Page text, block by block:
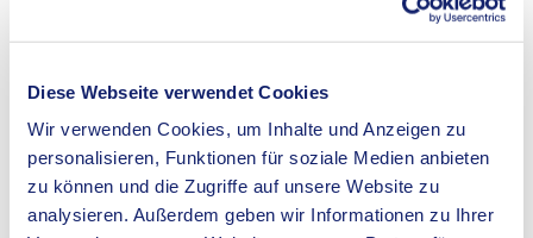
Diese Webseite verwendet Cookies
Wir verwenden Cookies, um Inhalte und Anzeigen zu
personalisieren, Funktionen für soziale Medien anbieten
zu können und die Zugriffe auf unsere Website zu
analysieren. Außerdem geben wir Informationen zu Ihrer
Haus Abendsonne Recklinghausen
Ergebnisbericht
Haus Evergreen
14.11.2023
kB)